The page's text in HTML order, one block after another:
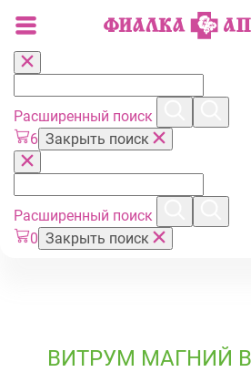
Расширенный поиск
6 Закрыть поиск
Расширенный поиск
0 Закрыть поиск
ВИТРУМ МАГНИЙ